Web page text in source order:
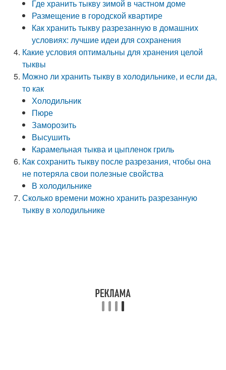
Где хранить тыкву зимой в частном доме
Размещение в городской квартире
Как хранить тыкву разрезанную в домашних
условиях: лучшие идеи для сохранения
Какие условия оптимальны для хранения целой
тыквы
Можно ли хранить тыкву в холодильнике, и если да,
то как
Холодильник
Пюре
Заморозить
Высушить
Карамельная тыква и цыпленок гриль
Как сохранить тыкву после разрезания, чтобы она
не потеряла свои полезные свойства
В холодильнике
Сколько времени можно хранить разрезанную
тыкву в холодильнике